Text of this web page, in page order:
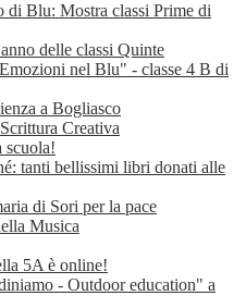
Blu: Mostra classi Prime di
delle classi Quinte
nel Blu" - classe 4 B di
a Bogliasco
Creativa
scuola!
tanti bellissimi libri donati alle
di Sori per la pace
Musica
5A è online!
- Outdoor education" a